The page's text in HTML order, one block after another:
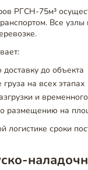
РГСН-75м³
Все
до объекта
на всех этапах
и
размещению на
логистике сроки